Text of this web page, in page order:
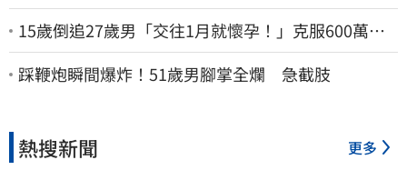
15歲倒追27歲男「交往1月就懷孕！」克服600萬債
務 36歲美魔女當阿嬤了
踩鞭炮瞬間爆炸！51歲男腳掌全爛 急截肢
熱搜新聞 更多